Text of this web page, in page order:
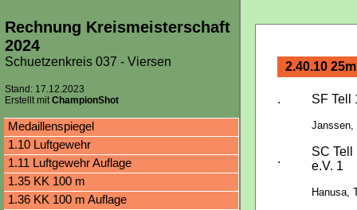
Rechnung Kreismeisterschaft
2024
Schuetzenkreis 037 - Viersen
Stand: 17.12.2023
Erstellt mitChampionShot
Medaillenspiegel
1.10 Luftgewehr
1.11 Luftgewehr Auflage
1.35 KK 100 m
1.36 KK 100 m Auflage
2.40.10
. SF Tell
Janssen,
.
SC Tell
e.V. 1
Hanusa,